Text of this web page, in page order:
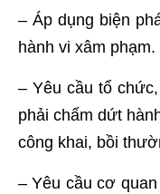
– Áp dụng biện
hành vi xâm phạm.
– Yêu cầu tổ
phải chấm dứt
công khai, bồi
– Yêu cầu cơ